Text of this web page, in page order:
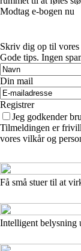
Modtag e-bogen nu
Skriv dig op til vores
Gode tips. Ingen
Din mail
Registrer
Jeg godkender
Tilmeldingen er
vores vilkår og
Få små stuer til at
Intelligent belysning